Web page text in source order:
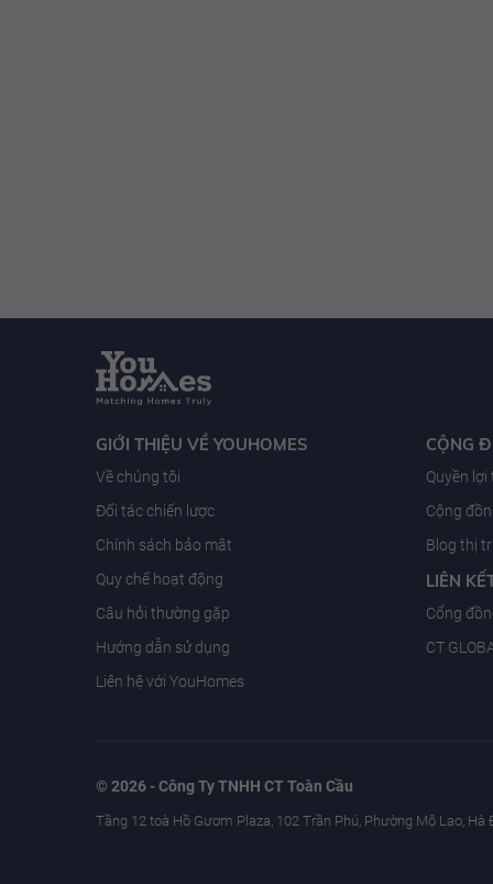
GIỚI THIỆU VỀ YOUHOMES
Về chúng tôi
Đối tác chiến lược
Chính sách bảo mật
Quy chế hoạt động
Câu hỏi thường gặp
Hướng dẫn sử dụng
Liên hệ với YouHomes
CỘNG
Quyền
Cộng
Blog thị
LIÊN
Cổng
CT
© 2026 - Công Ty TNHH CT Toàn Cầu
Tầng 12 toà Hồ Gươm Plaza, 102 Trần Phú, Phường Mộ Lao, Hà